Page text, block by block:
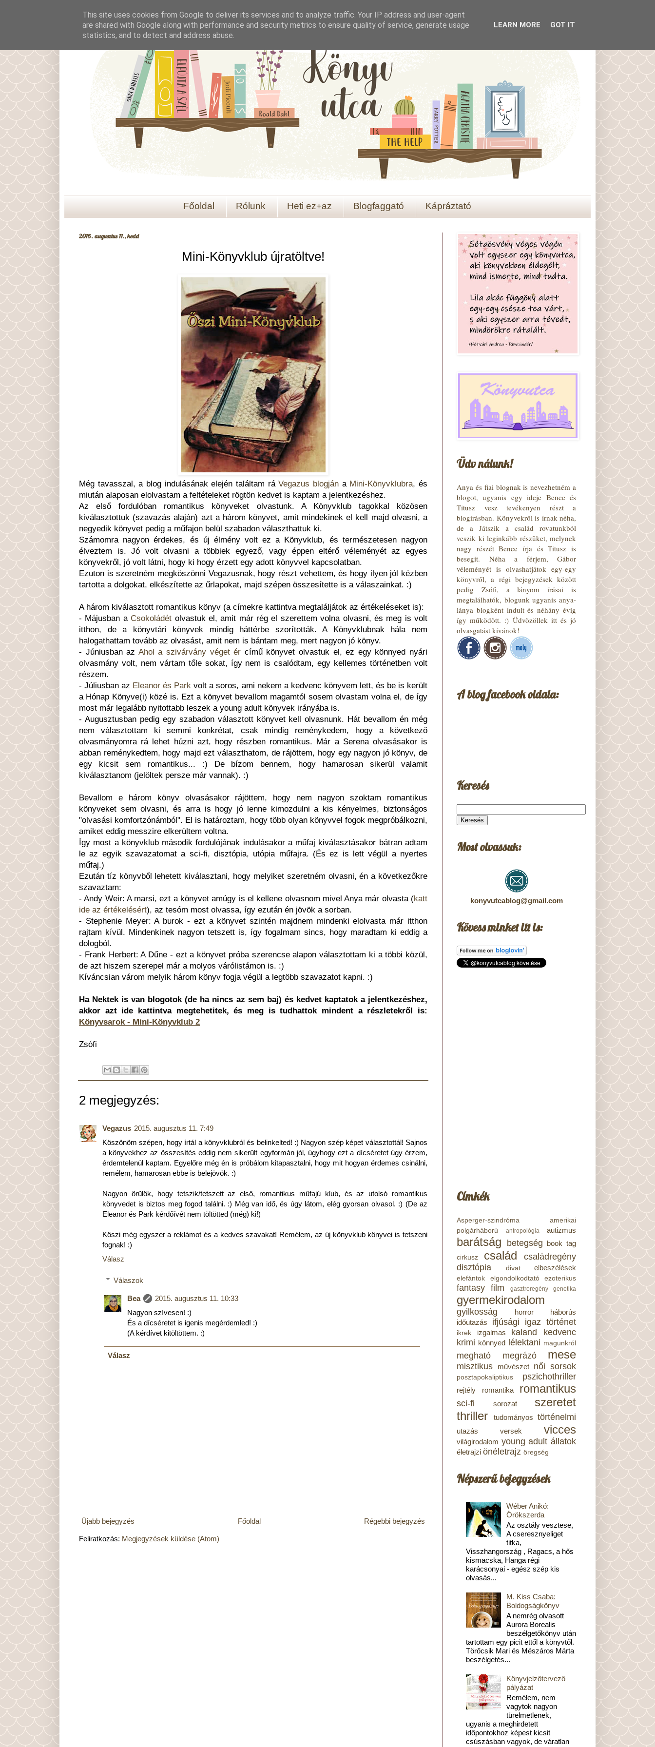
Főoldal Rólunk Heti ez+az Blogfaggató Kápráztató
2015. augusztus 11., kedd
Mini-Könyvklub újratöltve!
Még tavasszal, a blog indulásának elején találtam ráVegazus blogján aMini-Könyvklubra , és
miután alaposan elolvastam a feltételeket rögtön kedvet is kaptam a jelentkezéshez.
Az első fordulóban romantikus könyveket olvastunk. A Könyvklub tagokkal közösen
kiválasztottuk (szavazás alaján) azt a három könyvet, amit mindekinek el kell majd olvasni, a
negyedik könyvet pedig a műfajon belül szabadon választhattuk ki.
Számomra nagyon érdekes, és új élmény volt ez a Könyvklub, és természetesen nagyon
élveztem is. Jó volt olvasni a többiek egyező, vagy éppen eltérő véleményét az egyes
könyvekről, jó volt látni, hogy ki hogy érzett egy adott könyvvel kapcsolatban.
Ezuton is szeretném megköszönni Vegazusnak, hogy részt vehettem, és hogy ilyen jól kézben
tartotta a dolgokat, elkészítette az űrlapokat, majd szépen összesítette is a válaszainkat. :)
A három kiválasztott romantikus könyv (a címekre kattintva megtaláljátok az értékeléseket is):
- Májusban a Csokoládét olvastuk el, amit már rég el szerettem volna olvasni, és meg is volt
itthon, de a könyvtári könyvek mindig háttérbe szorították. A Könyvklubnak hála nem
halogathattam tovább az olvasást, amit nem is bántam meg, mert nagyon jó könyv.
- Júniusban az Ahol a szivárvány véget ér című könyvet olvastuk el, ez egy könnyed nyári
olvasmány volt, nem vártam tőle sokat, így nem is csalódtam, egy kellemes történetben volt
részem.
- Júliusban az Eleanor és Park volt a soros, ami nekem a kedvenc könyvem lett, és be is került
a Hónap Könyve(i) közé is. Ezt a könyvet bevallom magamtól sosem olvastam volna el, de így
most már legalább nyitottabb leszek a young adult könyvek irányába is.
- Augusztusban pedig egy szabadon választott könyvet kell olvasnunk. Hát bevallom én még
nem választottam ki semmi konkrétat, csak mindig reménykedem, hogy a következő
olvasmányomra rá lehet húzni azt, hogy részben romantikus. Már a Serena olvasásakor is
abban reménykedtem, hogy majd ezt választhatom, de rájöttem, hogy egy nagyon jó könyv, de
egy kicsit sem romantikus... :) De bízom bennem, hogy hamarosan sikerül valamit
kiválasztanom (jelöltek persze már vannak). :)
Bevallom e három könyv olvasásakor rájöttem, hogy nem nagyon szoktam romantikus
könyveket sem olvasni, és arra is hogy jó lenne kimozdulni a kis kényelmes, biztonságos
"olvasási komfortzónámból". El is határoztam, hogy több olyan könyvvel fogok megpróbálkozni,
amiket eddig messzire elkerültem voltna.
Így most a könyvklub második fordulójának indulásakor a műfaj kiválasztásakor bátran adtam
le az egyik szavazatomat a sci-fi, disztópia, utópia műfajra. (És ez is lett végül a nyertes
műfaj.)
Ezután tíz könyvből lehetett kiválasztani, hogy melyiket szeretném olvasni, én a következőkre
szavaztam:
- Andy Weir: A marsi, ezt a könyvet amúgy is el kellene olvasnom mivel Anya már olvasta (katt
ide az értékelésért), az tesóm most olvassa, így ezután én jövök a sorban.
- Stephenie Meyer: A burok - ezt a könyvet szintén majdnem mindenki elolvasta már itthon
rajtam kívül. Mindenkinek nagyon tetszett is, így fogalmam sincs, hogy maradtam ki eddig a
dologból.
- Frank Herbert: A Dűne - ezt a könyvet próba szerencse alapon választottam ki a többi közül,
de azt hiszem szerepel már a molyos várólistámon is. :)
Kíváncsian várom melyik három könyv fogja végül a legtöbb szavazatot kapni. :)
Ha Nektek is van blogotok (de ha nincs az sem baj) és kedvet kaptatok a jelentkezéshez,
akkor azt ide kattintva megtehetitek, és meg is tudhattok mindent a részletekről is:
Könyvsarok - Mini-Könyvklub 2
Zsófi
2 megjegyzés:
Vegazus 2015. augusztus 11. 7:49
Köszönöm szépen, hogy írtál a könyvklubról és belinkelted! :) Nagyon szép képet választottál! Sajnos
a könyvekhez az összesítés eddig nem sikerült egyformán jól, úgyhogy ezt a dícséretet úgy érzem,
érdemtelenül kaptam. Egyelőre még én is próbálom kitapasztalni, hogy mit hogyan érdemes csinálni,
remélem, hamarosan ebbe is belejövök. :)
Nagyon örülök, hogy tetszik/tetszett az első, romantikus műfajú klub, és az utolsó romantikus
könyvedet is biztos meg fogod találni. :) Még van idő, és úgy látom, elég gyorsan olvasol. :) (De az
Eleanor és Park kérdőívét nem töltötted (még) ki!)
Köszi még egyszer a reklámot és a kedves szavakat! Remélem, az új könyvklub könyvei is tetszeni
fognak! :)
Válasz
Válaszok
Bea
2015. augusztus 11. 10:33
Nagyon szívesen! :)
És a dícséretet is igenis megérdemled! :)
(A kérdívet kitöltöttem. :)
Válasz
Újabb bejegyzés Régebbi bejegyzés
Főoldal
Feliratkozás: Megjegyzések küldése (Atom)
Üdv nálunk!
Anya és fiai blognak is nevezhetném a
blogot, ugyanis egy ideje Bence és
Titusz vesz tevékenyen részt a
blogírásban. Könyvekről is írnak néha,
de a Játszik a család rovatunkból
veszik ki leginkább részüket, melynek
nagy részét Bence írja és Titusz is
besegít. Néha a férjem, Gábor
véleményét is olvashatjátok egy-egy
könyvről, a régi bejegyzések között
pedig Zsófi, a lányom írásai is
megtalálhatók, blogunk ugyanis anya-
lánya blogként indult és néhány évig
így működött. :) Üdvözöllek itt és jó
olvasgatást kívánok!
A blog facebook oldala:
Keresés
Most olvassuk:
konyvutcablog@gmail.com
Kövess minket itt is:
Címkék
Asperger-szindróma
amerikai
polgárháború
antropológia autizmus
barátság betegség book tag
cirkusz család
családregény
disztópia
divat elbeszélések
elefántok elgondolkodtató ezoterikus
fantasy film gasztroregény genetika
gyermekirodalom
gyilkosság horror
háborús
időutazás
ifjúsági igaz történet
ikrek izgalmas kaland
kedvenc
krimi könnyed lélektani magunkról
megható megrázó mese
misztikus művészet női sorsok
posztapokaliptikus pszichothriller
rejtély romantika romantikus
sci-fi sorozat
szeretet
thriller
tudományos történelmi
utazás versek vicces
világirodalom young adult állatok
életrajzi önéletrajz öregség
Népszerű bejegyzések
Wéber Anikó:
Örökszerda
Az osztály vesztese,
A cseresznyeliget
titka,
Visszhangország , Ragacs, a hős
kismacska, Hanga régi
karácsonyai - egész szép kis
olvasás...
M. Kiss Csaba:
Boldogságkönyv
A nemrég olvasott
Aurora Borealis
beszélgetőkönyv után
tartottam egy picit ettől a könyvtől.
Törőcsik Mari és Mészáros Márta
beszélgetés...
Könyvjelzőtervező
pályázat
Remélem, nem
vagytok nagyon
türelmetlenek,
ugyanis a meghirdetett
időpontokhoz képest kicsit
csúszásban vagyok, de váratlan
This site uses cookies from Google to deliver its services and to analyze traffic. Your IP address and user-agent
are shared with Google along with performance and security metrics to ensure quality of service, generate usage
statistics, and to detect and address abuse.
LEARN MORE GOT IT